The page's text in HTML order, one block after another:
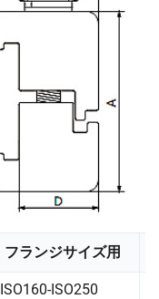
フランジサイズ用
ISO160-ISO250